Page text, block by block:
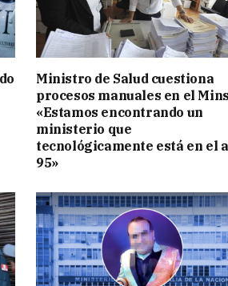
Ministro de Salud cuestiona
procesos manuales en el
«Estamos encontrando un
ministerio que
tecnológicamente está en el
95»